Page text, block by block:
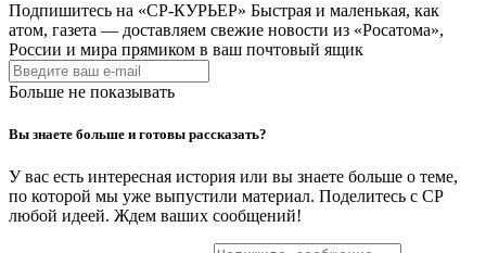
Подпишитесь на «СР-КУРЬЕР» Быстрая и маленькая, как
атом, газета — доставляем свежие новости из «Росатома»,
России и мира прямиком в ваш почтовый ящик
Больше не показывать
Вы знаете больше и готовы рассказать?
У вас есть интересная история или вы знаете больше о теме,
по которой мы уже выпустили материал. Поделитесь с СР
любой идеей. Ждем ваших сообщений!